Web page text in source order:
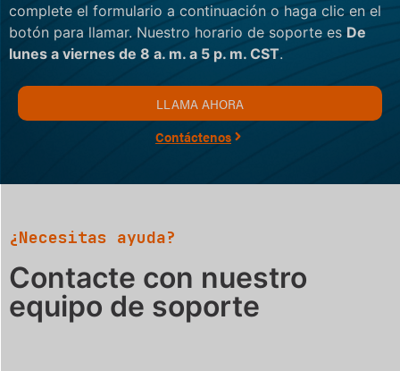
complete el formulario a continuación o haga clic en el
botón para llamar. Nuestro horario de soporte es De
lunes a viernes de 8 a. m. a 5 p. m. CST.
LLAMA AHORA
Contáctenos
¿Necesitas ayuda?
Contacte con nuestro
equipo de soporte